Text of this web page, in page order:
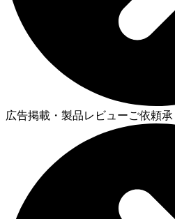
広告掲載・製品レビューご依頼承